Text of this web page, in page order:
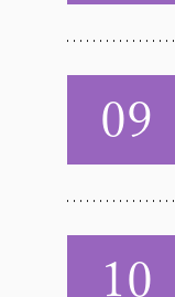
09
10